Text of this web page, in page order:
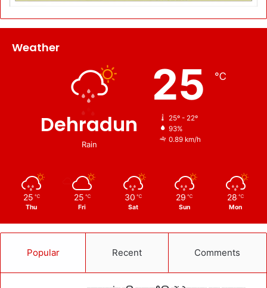
Weather
Dehradun
Rain
25 ℃
25º - 22º
93%
0.89 km/h
25 ℃
Thu
25 ℃
Fri
30 ℃
Sat
29 ℃
Sun
28 ℃
Mon
Popular Recent Comments